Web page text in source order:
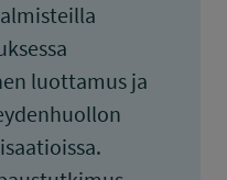
luottamus ja